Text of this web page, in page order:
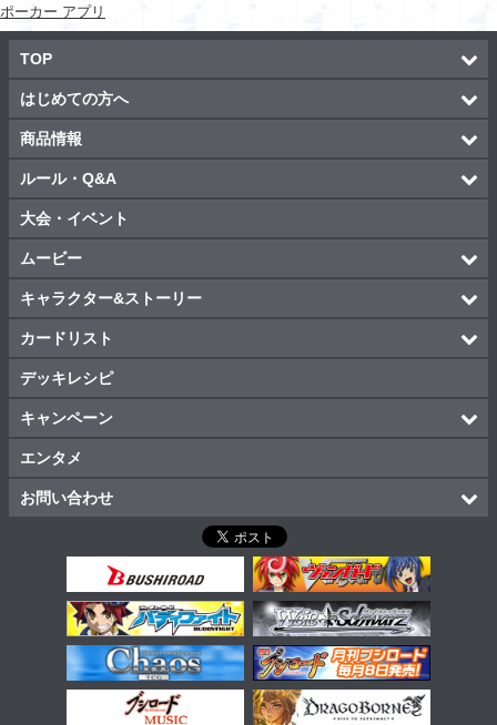
ポーカー アプリ
TOP
はじめての方へ
商品情報
ルール・Q&A
大会・イベント
ムービー
キャラクター&ストーリー
カードリスト
デッキレシピ
キャンペーン
エンタメ
お問い合わせ